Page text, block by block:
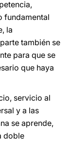
fundamental
la
también se
para que se
que haya
servicio al
y a las
se aprende,
doble